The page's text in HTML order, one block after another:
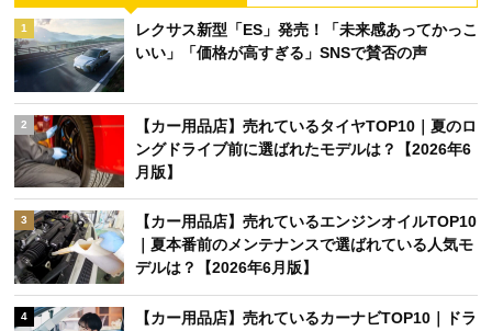
1
レクサス新型「ES」発売！「未来感あってかっこ
いい」「価格が高すぎる」SNSで賛否の声
2
【カー用品店】売れているタイヤTOP10｜夏のロ
ングドライブ前に選ばれたモデルは？【2026年6
月版】
3
【カー用品店】売れているエンジンオイルTOP10
｜夏本番前のメンテナンスで選ばれている人気モ
デルは？【2026年6月版】
4
【カー用品店】売れているカーナビTOP10｜ドラ